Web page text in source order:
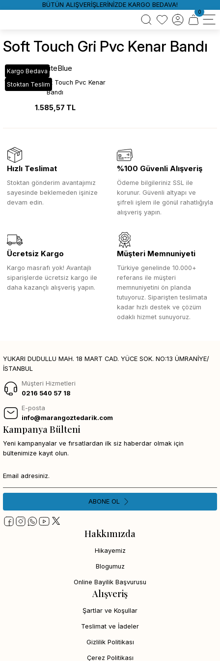
BÜTÜN ALIŞVERİŞLERİNİZDE KARGO BEDAVA!
0
Soft Touch Gri Pvc Kenar Bandı
Kargo Bedava
Stoktan Teslim
WhiteBlue
VT_237 Gri Soft Touch Pvc Kenar
Bandı
1.585,57 TL
Hızlı Teslimat
Stoktan gönderim avantajımız
sayesinde beklemeden işinize
devam edin.
%100 Güvenli Alışveriş
Ödeme bilgileriniz SSL ile
korunur. Güvenli altyapı ve
şifreli işlem ile gönül rahatlığıyla
alışveriş yapın.
Ücretsiz Kargo
Kargo masrafı yok! Avantajlı
siparişlerde ücretsiz kargo ile
daha kazançlı alışveriş yapın.
Müşteri Memnuniyeti
Türkiye genelinde 10.000+
referans ile müşteri
memnuniyetini ön planda
tutuyoruz. Siparişten teslimata
kadar hızlı destek ve çözüm
odaklı hizmet sunuyoruz.
YUKARI DUDULLU MAH. 18 MART CAD. YÜCE SOK. NO:13 ÜMRANİYE/
İSTANBUL
Müşteri Hizmetleri
0216 540 57 18
E-posta
info@marangoztedarik.com
Hakkımızda
Hikayemiz
Blogumuz
Online Bayilik Başvurusu
Alışveriş
Şartlar ve Koşullar
Teslimat ve İadeler
Gizlilik Politikası
Çerez Politikası
Kampanya Bülteni
Yeni kampanyalar ve fırsatlardan ilk siz haberdar olmak için
bültenimize kayıt olun.
ABONE OL